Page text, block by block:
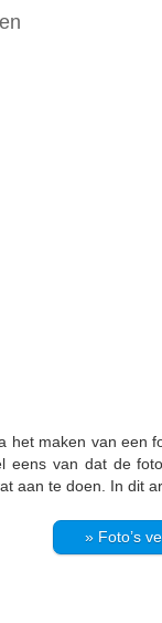
het maken van een
eens van dat de
aan te doen. In dit
» Foto’s